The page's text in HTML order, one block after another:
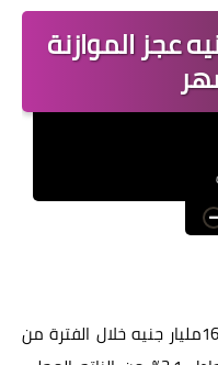
المرأة
مصر
مليار جنيه عجز الموازنة
سجل عجز الموازنة العامة للدولة 162.3مليار جنيه خلال الفترة من